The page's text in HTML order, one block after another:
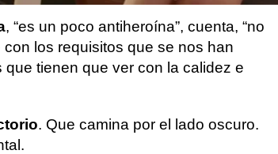
, “es un poco antiheroína”, cuenta, “no
los requisitos que se nos han
tienen que ver con la calidez e
. Que camina por el lado oscuro.